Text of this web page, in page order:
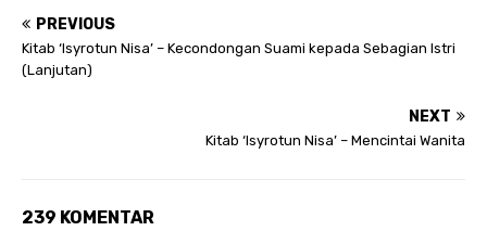
PREVIOUS
Kitab ‘Isyrotun Nisa’ – Kecondongan Suami kepada Sebagian Istri
(Lanjutan)
NEXT
Kitab ‘Isyrotun Nisa’ – Mencintai Wanita
239 KOMENTAR